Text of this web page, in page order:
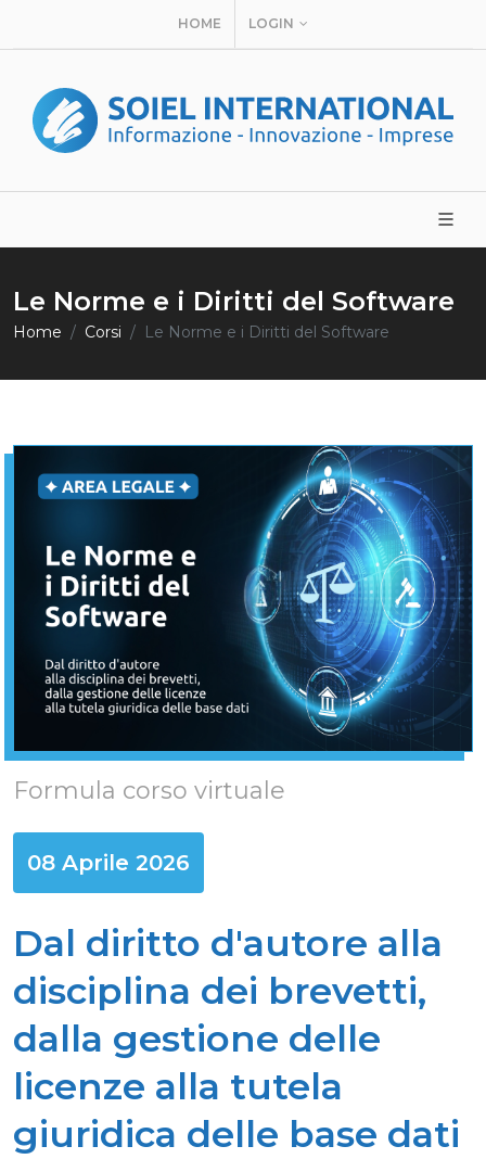
HOME LOGIN
Le Norme e i Diritti del Software
Home Corsi Le Norme e i Diritti del Software
Formula corso virtuale
08 Aprile 2026
Dal diritto d'autore alla
disciplina dei brevetti,
dalla gestione delle
licenze alla tutela
giuridica delle base dati